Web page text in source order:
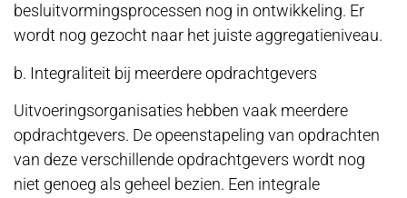
besluitvormingsprocessen nog in ontwikkeling. Er
wordt nog gezocht naar het juiste aggregatieniveau.
b. Integraliteit bij meerdere opdrachtgevers
Uitvoeringsorganisaties hebben vaak meerdere
opdrachtgevers. De opeenstapeling van opdrachten
van deze verschillende opdrachtgevers wordt nog
niet genoeg als geheel bezien. Een integrale